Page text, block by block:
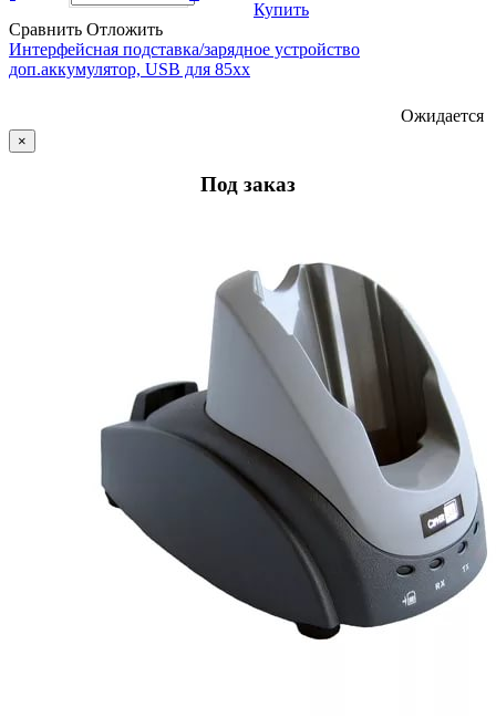
Купить
Сравнить Отложить
Интерфейсная подставка/зарядное устройство
доп.аккумулятор, USB для 85хх
Ожидается
×
Под заказ